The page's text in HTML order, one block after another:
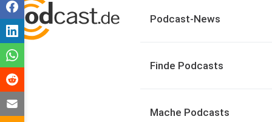
Podcast-News
Finde Podcasts
Mache Podcasts